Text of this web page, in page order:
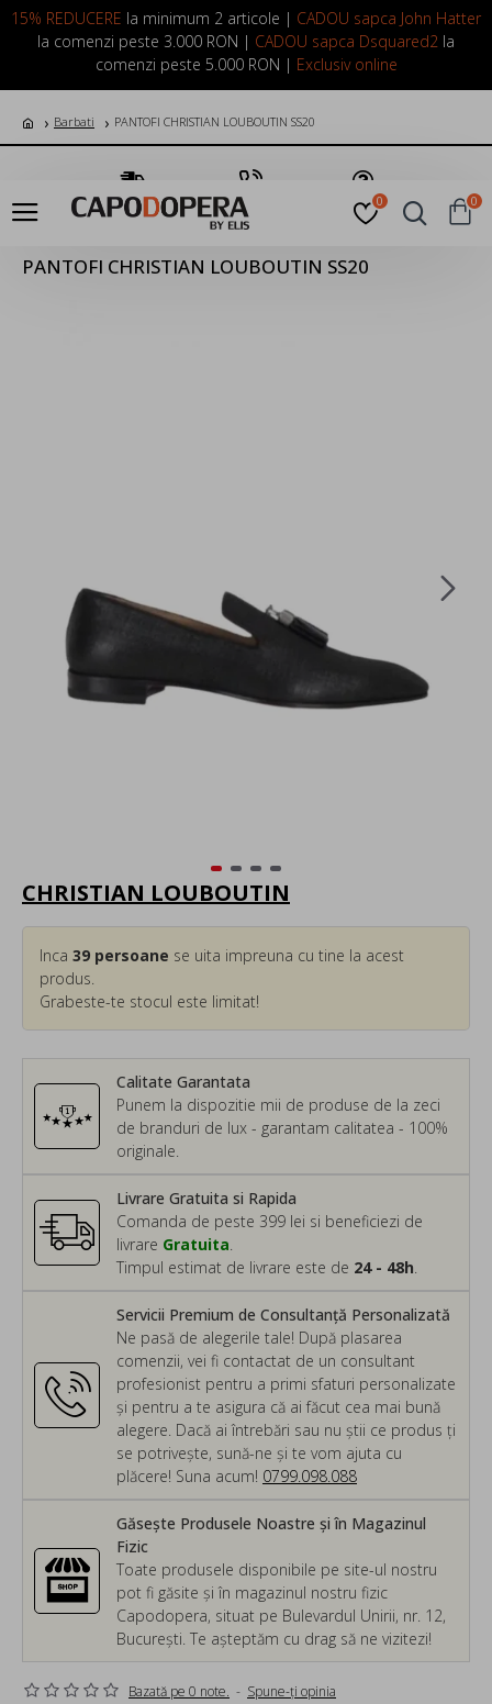
15% REDUCERE la minimum 2 articole | CADOU sapca John Hatter
la comenzi peste 3.000 RON | CADOU sapca Dsquared2 la
comenzi peste 5.000 RON | Exclusiv online
LOGIN INREGISTRARE
0 0
Barbati PANTOFI CHRISTIAN LOUBOUTIN SS20
Transport Gratuit Suna Acum Pune o Intrebare
PANTOFI CHRISTIAN LOUBOUTIN SS20
CHRISTIAN LOUBOUTIN
Calitate Garantata
Punem la dispozitie mii de produse de la zeci
de branduri de lux - garantam calitatea - 100%
originale.
Inca 39 persoane se uita impreuna cu tine la acest
produs.
Grabeste-te stocul este limitat!
Servicii Premium de Consultanță Personalizată
Ne pasă de alegerile tale! După plasarea
comenzii, vei fi contactat de un consultant
profesionist pentru a primi sfaturi personalizate
și pentru a te asigura că ai făcut cea mai bună
alegere. Dacă ai întrebări sau nu știi ce produs ți
se potrivește, sună-ne și te vom ajuta cu
plăcere! Suna acum! 0799.098.088
Livrare Gratuita si Rapida
Comanda de peste 399 lei si beneficiezi de
livrare Gratuita
Timpul estimat de livrare este de 24 - 48h
Găsește Produsele Noastre și în Magazinul
Fizic
Toate produsele disponibile pe site-ul nostru
pot fi găsite și în magazinul nostru fizic
Capodopera, situat pe Bulevardul Unirii, nr. 12,
București. Te așteptăm cu drag să ne vizitezi!
Bazată pe 0 note. - Spune-ţi opinia